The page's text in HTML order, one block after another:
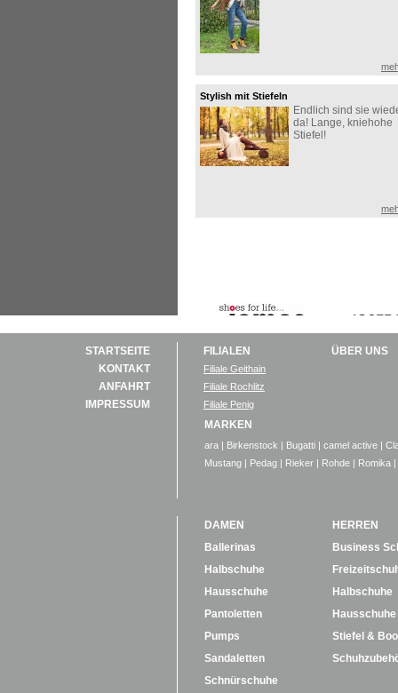
Stylish mit Stiefeln
Endlich sind sie
da! Lange, kniehohe
Stiefel!
STARTSEITE
KONTAKT
ANFAHRT
IMPRESSUM
FILIALEN
Filiale Geithain
Filiale Rochlitz
Filiale Penig
ÜBER UNS
MARKEN
ara | Birkenstock | Bugatti | camel active |
Mustang | Pedag | Rieker | Rohde | Romika |
DAMEN
Ballerinas
Halbschuhe
Hausschuhe
Pantoletten
Pumps
Sandaletten
Schnürschuhe
HERREN
Business
Halbschuhe
Hausschuhe
Stiefel &